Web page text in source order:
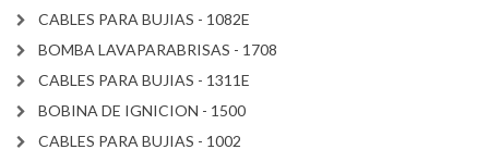
CABLES PARA BUJIAS - 1082E
BOMBA LAVAPARABRISAS - 1708
CABLES PARA BUJIAS - 1311E
BOBINA DE IGNICION - 1500
CABLES PARA BUJIAS - 1002